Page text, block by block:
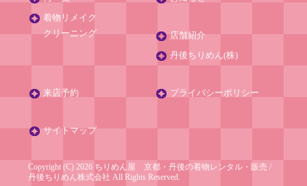
着物リメイク
クリーニング
店舗紹介
丹後ちりめん(株)
来店予約 プライバシーポリシー
サイトマップ
Copyright (C) 2026 ちりめん屋 京都・丹後の着物レンタル・販売 /
丹後ちりめん株式会社 All Rights Reserved.